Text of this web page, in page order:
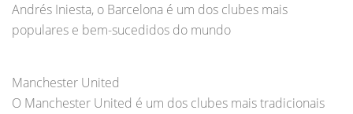
Andrés Iniesta, o Barcelona é um dos clubes mais
populares e bem-sucedidos do mundo
Manchester United
O Manchester United é um dos clubes mais tradicionais